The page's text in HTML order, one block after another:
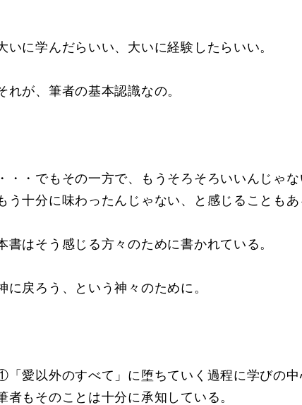
いに学んだらいい、大いに経験したらいい。
れが、筆者の基本認識なの。
・・・でもその一方で、もうそろそろいいんじゃな
う十分に味わったんじゃない、と感じることもあ
書はそう感じる方々のために書かれている。
に戻ろう、という神々のために。
「愛以外のすべて」に堕ちていく過程に学びの中
者もそのことは十分に承知している。